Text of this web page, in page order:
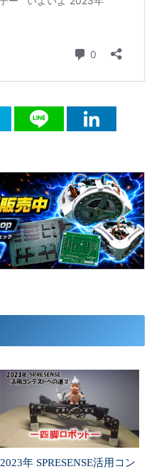
2023年 SPRESENSE活用コン